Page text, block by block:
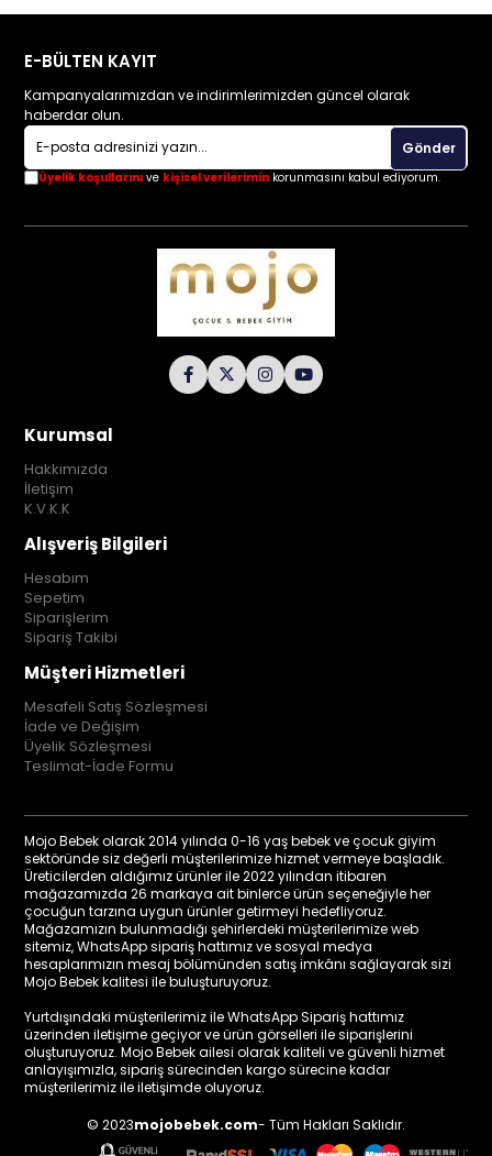
E-BÜLTEN KAYIT
Kampanyalarımızdan ve indirimlerimizden güncel olarak
haberdar olun.
Gönder
Üyelik koşullarını ve kişisel verilerimin korunmasını kabul ediyorum.
Kurumsal
Hakkımızda
İletişim
K.V.K.K
Alışveriş Bilgileri
Hesabım
Sepetim
Siparişlerim
Sipariş Takibi
Müşteri Hizmetleri
Mesafeli Satış Sözleşmesi
İade ve Değişim
Üyelik Sözleşmesi
Teslimat-İade Formu
Mojo Bebek olarak 2014 yılında 0-16 yaş bebek ve çocuk giyim
sektöründe siz değerli müşterilerimize hizmet vermeye başladık.
Üreticilerden aldığımız ürünler ile 2022 yılından itibaren
mağazamızda 26 markaya ait binlerce ürün seçeneğiyle her
çocuğun tarzına uygun ürünler getirmeyi hedefliyoruz.
Mağazamızın bulunmadığı şehirlerdeki müşterilerimize web
sitemiz, WhatsApp sipariş hattımız ve sosyal medya
hesaplarımızın mesaj bölümünden satış imkânı sağlayarak sizi
Mojo Bebek kalitesi ile buluşturuyoruz.
Yurtdışındaki müşterilerimiz ile WhatsApp Sipariş hattımız
üzerinden iletişime geçiyor ve ürün görselleri ile siparişlerini
oluşturuyoruz. Mojo Bebek ailesi olarak kaliteli ve güvenli hizmet
anlayışımızla, sipariş sürecinden kargo sürecine kadar
müşterilerimiz ile iletişimde oluyoruz.
© 2023mojobebek.com- Tüm Hakları Saklıdır.